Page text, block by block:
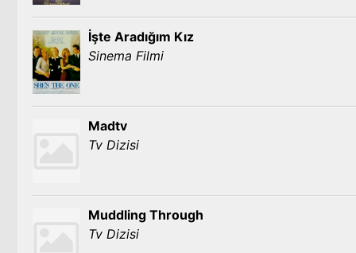
İşte Aradığım Kız
Sinema Filmi
Madtv
Tv Dizisi
Muddling Through
Tv Dizisi